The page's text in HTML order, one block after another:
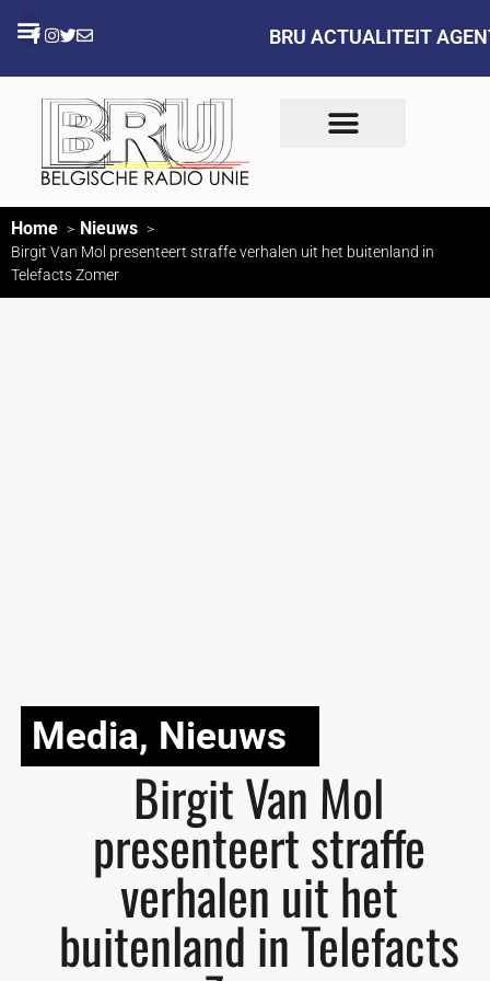
BRU ACTUALITEIT
Home Nieuws
Birgit Van Mol presenteert straffe verhalen uit het buitenland in
Telefacts Zomer
Media, Nieuws
Birgit Van Mol
presenteert straffe
verhalen uit het
buitenland in Telefacts